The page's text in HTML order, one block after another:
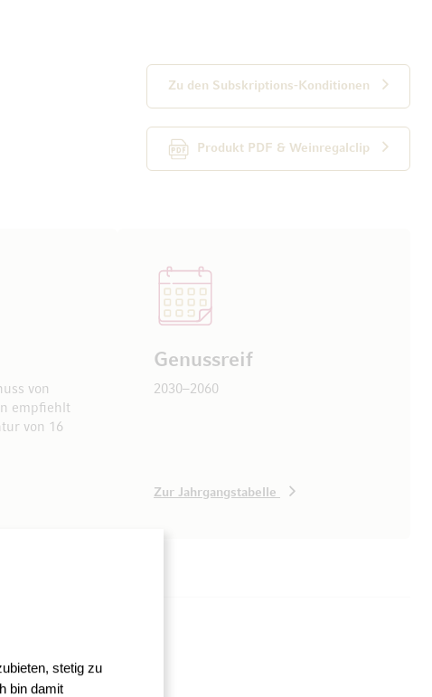
stetig zu
bin damit
Zu den Subskriptions-Konditionen
Produkt PDF & Weinregalclip
von
empfiehlt
von 16
Genussreif
2030–2060
Zur Jahrgangstabelle